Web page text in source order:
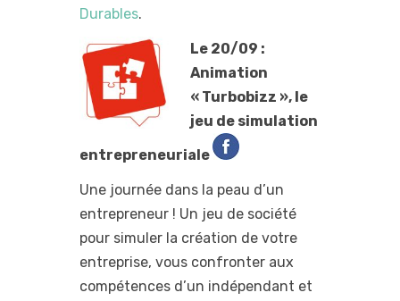
Durables.
Le 20/09 :
Animation
« Turbobizz », le
jeu de simulation
entrepreneuriale
Une journée dans la peau d’un
entrepreneur ! Un jeu de société
pour simuler la création de votre
entreprise, vous confronter aux
compétences d’un indépendant et